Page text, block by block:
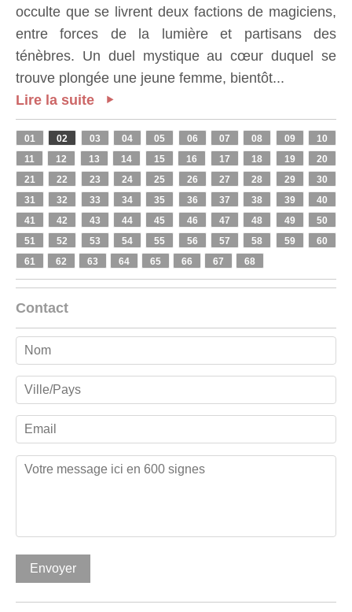
occulte que se livrent deux factions de magiciens,
entre forces de la lumière et partisans des
ténèbres. Un duel mystique au cœur duquel se
trouve plongée une jeune femme, bientôt...
Lire la suite
01 02 03 04 05 06 07 08 09
10
11
12 13 14 15 16 17 18 19
20
21
22 23 24 25 26 27 28 29
30
31
32 33 34 35 36 37 38 39
40
41
42 43 44 45 46 47 48 49
50
51
52 53 54 55 56 57 58 59
60
61
62 63 64 65 66 67 68
Contact